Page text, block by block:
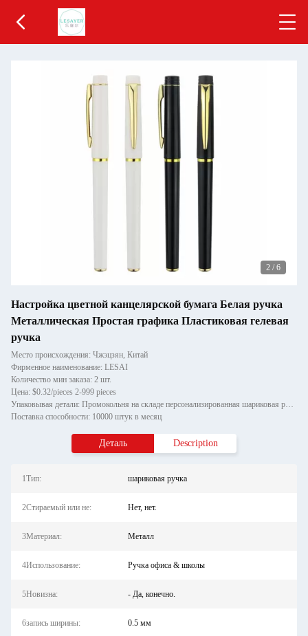
2 / 6
Настройка цветной канцелярской бумага Белая ручка
Металлическая Простая графика Пластиковая гелевая
ручка
Место происхождения: Чжэцзян, Китай
Фирменное наименование: LESAI
Количество мин заказа: 2 шт.
Цена: $0.32/pieces 2-999 pieces
Упаковывая детали: Промокольня на складе персонализированная шариковая ручка бриллиантовая кристаллическая металлическа
Поставка способности: 10000 штук в месяц
Деталь Description
1Тип: шариковая ручка
2Стираемый или не: Нет, нет.
3Материал: Металл
4Использование: Ручка офиса & школы
5Новизна: - Да, конечно.
6запись ширины: 0.5 мм